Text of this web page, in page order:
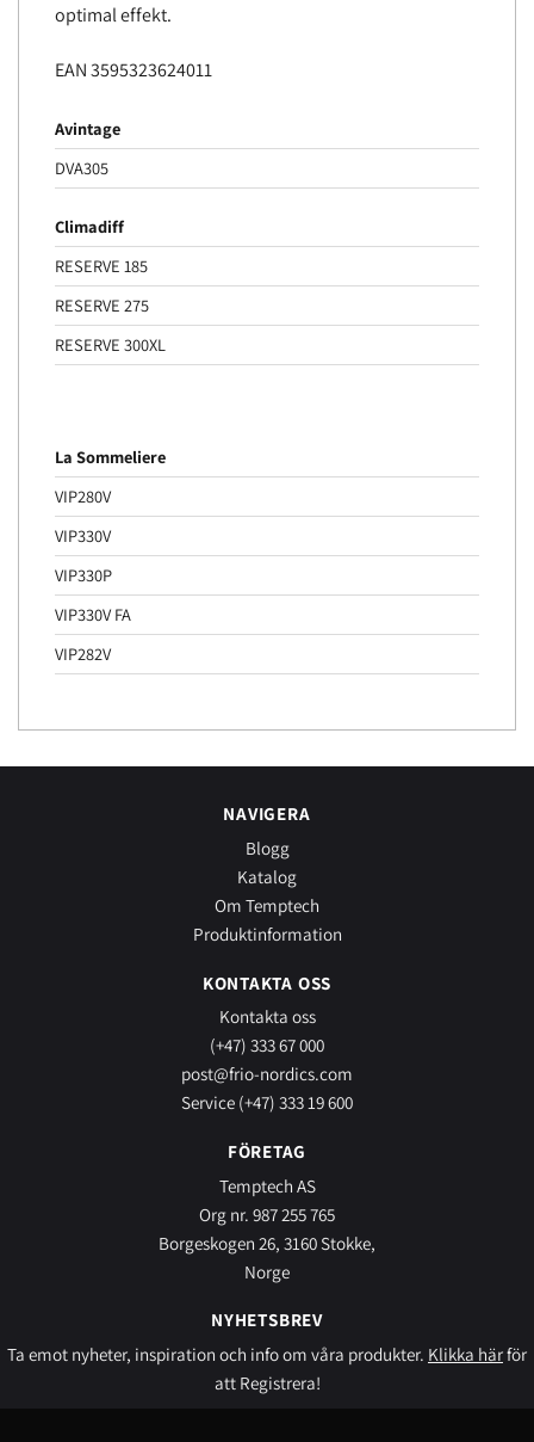
optimal effekt.
EAN 3595323624011
Avintage
DVA305
Climadiff
RESERVE 185
RESERVE 275
RESERVE 300XL
La Sommeliere
VIP280V
VIP330V
VIP330P
VIP330V FA
VIP282V
NAVIGERA
Blogg
Katalog
Om Temptech
Produktinformation
KONTAKTA OSS
Kontakta oss
(+47) 333 67 000
post@frio-nordics.com
Service (+47) 333 19 600
FÖRETAG
Temptech AS
Org nr. 987 255 765
Borgeskogen 26, 3160 Stokke,
Norge
NYHETSBREV
Ta emot nyheter, inspiration och info om våra produkter. Klikka härför
att Registrera!